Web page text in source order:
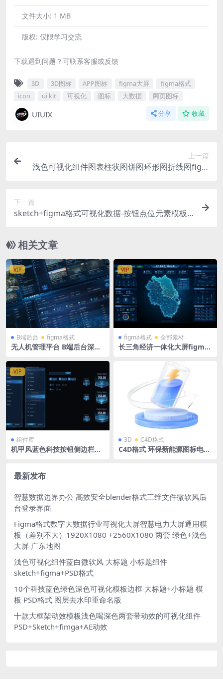
文件大小: 1 MB
版权: 仅限学习交流
下载遇到问题？可联系客服或反馈
3D 3D图标 APP图标 figma大屏
figma格式
icon
ui kit 可视化 图标 大数据 网页图标
UIUIX 分享 收藏
上一篇
浅色可视化组件图表柱状图饼图环形图折线图figm
下一篇
sketch+figma格式可视化数据-按钮点位元素模板
相关文章
VIP
B端后台 figma格式
无人机管理平台 B端后台深色
12页
VIP
figma格式 全部素材
长三角经济一体化大屏figma
VIP
组件库
机甲风蓝色科技按钮侧边栏导
3D C4D格式
C4D格式 环保新能源图标电池
最新发布
智慧数据边界办公 高效安全blender格式三维文件微软风后
台登录界面
Figma格式数字大数据行业可视化大屏智慧电力大屏通用模
板（差别不大）1920X1080 +2560X1080 两套 绿色+浅色
大屏 广东地图
浅色可视化组件蓝白微软风 大标题 小标题组件
sketch+figma+PSD格式
10个科技蓝色绿色深色可视化模板边框 大标题+小标题 模
板 PSD格式 图层去水印重命名版
十款大框架动效模板浅色喝深色两套带动效的可视化组件
PSD+Sketch+fimga+AE动效